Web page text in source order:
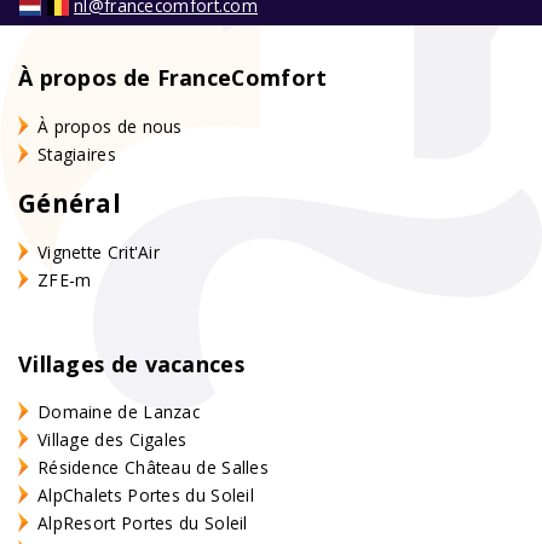
nl@francecomfort.com
À propos de FranceComfort
À propos de nous
Stagiaires
Général
Vignette Crit'Air
ZFE-m
Villages de vacances
Domaine de Lanzac
Village des Cigales
Résidence Château de Salles
AlpChalets Portes du Soleil
AlpResort Portes du Soleil